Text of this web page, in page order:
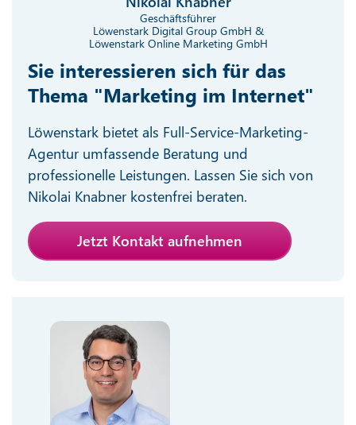
Geschäftsführer
Löwenstark Digital Group GmbH &
Löwenstark Online Marketing GmbH
Sie interessieren sich für das
Thema "Marketing im Internet"
Löwenstark bietet als Full-Service-Marketing-
Agentur umfassende Beratung und
professionelle Leistungen. Lassen Sie sich von
Nikolai Knabner kostenfrei beraten.
Jetzt Kontakt aufnehmen